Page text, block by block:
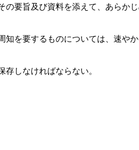
要旨及び資料を添えて、あらか
を要するものについては、速や
しなければならない。